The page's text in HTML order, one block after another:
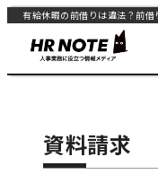
資料請求